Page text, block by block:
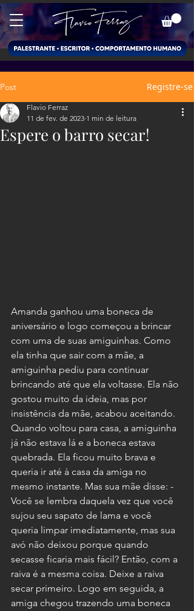
Post Registre-se
Espere o barro secar!
Flavio Ferraz
11 de fev. de 2023 1 min de leitura
Amanda ganhou uma boneca de
aniversário e logo começou a brincar
com uma de suas amiguinhas. Como
ela tinha que sair com a mãe, a
amiguinha pediu para continuar
brincando até que ela voltasse. Ela não
gostou muito da ideia, mas por
insistência da mãe, acabou aceitando.
Quando voltou para casa, a amiguinha
já não estava lá e a boneca estava
quebrada. Ela ficou muito brava e
queria ir até à casa da amiga no
mesmo instante. Mas sua mãe disse: -
Você se lembra daquela vez que você
sujou seu sapato de lama e você
queria limpar imediatamente, mas sua
avó não deixou porque quando
secasse ficaria mais fácil? Então, com a
raiva é a mesma coisa. Deixe a raiva
secar primeiro. Logo em seguida, a
amiga chegou trazendo uma boneca